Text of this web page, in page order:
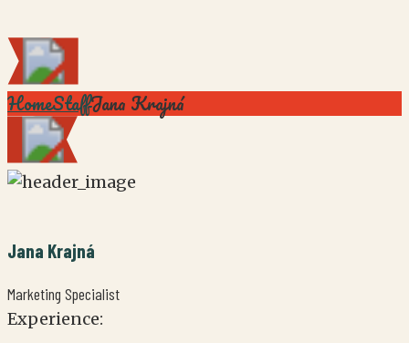
HomeStaffJana Krajná
Jana Krajná
Marketing Specialist
Experience: